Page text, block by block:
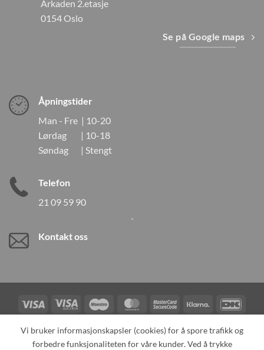
Arkaden 2.etasje
0154 Oslo
Se på Google maps
Åpningstider
Man - Fre | 10-20
Lørdag | 10-18
Søndag | Stengt
Telefon
21 09 59 90
Kontakt oss
Visa
Visa
Electron
Maestro MasterCardMasterCard
2
Klarna
Card
TILBAKEKALLINGER KONTAKT OSS OM OSS
Vi bruker informasjonskapsler (cookies) for å spore trafikk og
forbedre funksjonaliteten for våre kunder. Ved å trykke